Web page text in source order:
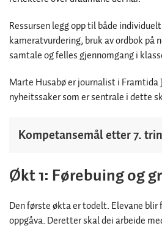
Ressursen legg opp til både
kameratvurdering, bruk av ordbok på
samtale og felles gjennomgang i
Marte Husabø er journalist i Framtida
nyheitssaker som er sentrale i dette
Kompetansemål etter 7.
Økt 1: Førebuing og
Den første økta er todelt. Elevane
oppgåva. Deretter skal dei arbeide